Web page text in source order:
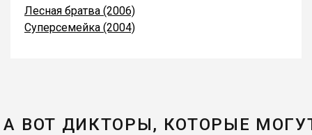
Лесная братва (2006)
Суперсемейка (2004)
А ВОТ ДИКТОРЫ, КОТОРЫЕ